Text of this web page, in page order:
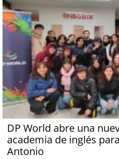
DP World abre una
academia de inglés
Antonio